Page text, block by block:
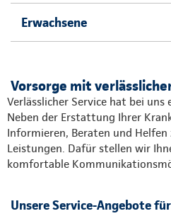
Erwachsene
Vorsorge mit
Verlässlicher Service hat bei
Neben der Erstattung Ihrer
Informieren, Beraten und Helfen
Leistungen. Dafür stellen wir
komfortable
Unsere Service-Angebote